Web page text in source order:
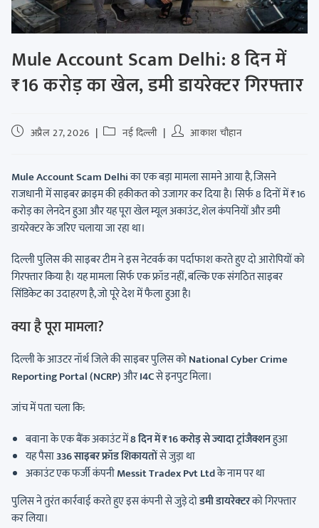
Mule Account Scam Delhi: 8 दिन में
₹16 करोड़ का खेल, डमी डायरेक्टर गिरफ्तार
अप्रैल 27, 2026 नई दिल्ली आकाश चौहान
Mule Account Scam Delhiका एक बड़ा मामला सामने आया है, जिसने
राजधानी में साइबर क्राइम की हकीकत को उजागर कर दिया है। सिर्फ 8 दिनों में ₹16
करोड़ का लेनदेन हुआ और यह पूरा खेल म्यूल अकाउंट, शेल कंपनियों और डमी
डायरेक्टर के जरिए चलाया जा रहा था।
दिल्ली पुलिस की साइबर टीम ने इस नेटवर्क का पर्दाफाश करते हुए दो आरोपियों को
गिरफ्तार किया है। यह मामला सिर्फ एक फ्रॉड नहीं, बल्कि एक संगठित साइबर
सिंडिकेट का उदाहरण है, जो पूरे देश में फैला हुआ है।
क्या है पूरा मामला?
दिल्ली के आउटर नॉर्थ जिले की साइबर पुलिस कोNational Cyber Crime
Reporting Portal (NCRP)औरI4Cसे इनपुट मिला।
जांच में पता चला कि:
बवाना के एक बैंक अकाउंट में8 दिन में ₹16 करोड़ से ज्यादा ट्रांजैक्शनहुआ
यह पैसा336 साइबर फ्रॉड शिकायतोंसे जुड़ा था
अकाउंट एक फर्जी कंपनीMessit Tradex Pvt Ltdके नाम पर था
पुलिस ने तुरंत कार्रवाई करते हुए इस कंपनी से जुड़े दोडमी डायरेक्टरको गिरफ्तार
कर लिया।